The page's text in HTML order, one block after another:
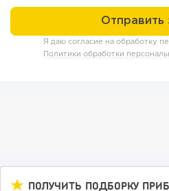
Я даю согласие на обработку
Политики обработки
ПОЛУЧИТЬ ПОДБОРКУ